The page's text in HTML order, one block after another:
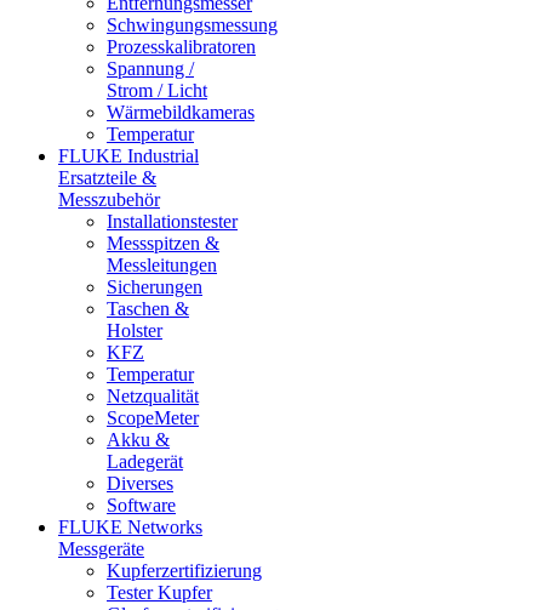
Schwingungsmessung
Prozesskalibratoren
Spannung /
Strom / Licht
Wärmebildkameras
Temperatur
FLUKE Industrial
Ersatzteile &
Messzubehör
Installationstester
Messspitzen &
Messleitungen
Sicherungen
Taschen &
Holster
KFZ
Temperatur
Netzqualität
ScopeMeter
Akku &
Ladegerät
Diverses
Software
FLUKE Networks
Messgeräte
Kupferzertifizierung
Tester Kupfer